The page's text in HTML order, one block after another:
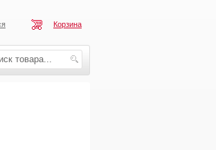
Корзина